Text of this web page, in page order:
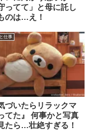
ってて」と母に託し
のは…え！
仕事
づいたらリラックマ
てた』 何事かと写真
たら…壮絶すぎる！